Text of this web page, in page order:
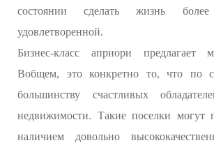
состоянии сделать жизнь
удовлетворенной.
Бизнес-класс априори предлагает
Вобщем, это конкретно то, что по
большинству счастливых
недвижимости. Такие поселки могут
наличием довольно